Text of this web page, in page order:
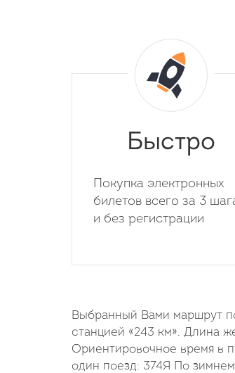
Быстро
Покупка электронных
билетов всего за 3
и без регистрации
Выбранный Вами маршрут
станцией «243 км». Длина
Ориентировочное время в
один поезд: 374Я По